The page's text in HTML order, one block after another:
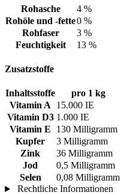
Rohasche
4 %
Rohöle und -fette0 %
Rohfaser
3 %
Feuchtigkeit
13 %
Zusatzstoffe
Inhaltsstoffe
pro 1 kg
Vitamin A
15.000 IE
Vitamin D3 1.000 IE
Vitamin E
130 Milligramm
Kupfer
3 Milligramm
Zink
36 Milligramm
Jod
0,5 Milligramm
Selen
0,08 Milligramm
Rechtliche Informationen